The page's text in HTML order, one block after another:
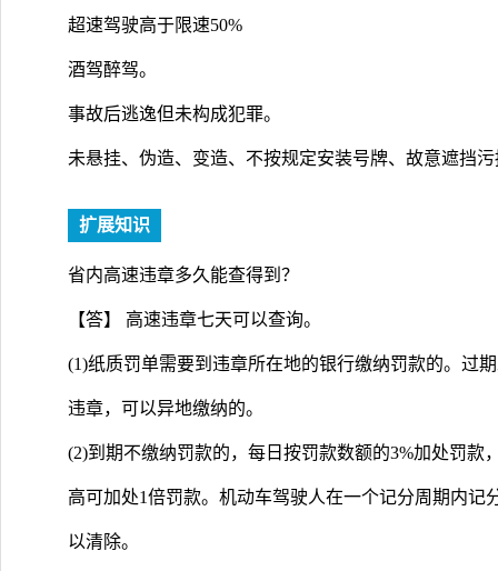
超速驾驶高于限速50%
酒驾醉驾。
事故后逃逸但未构成犯罪。
未悬挂、伪造、变造、不按规定安装号牌、故意遮挡
扩展知识
省内高速违章多久能查得到？
【答】 高速违章七天可以查询。
(1)纸质罚单需要到违章所在地的银行缴纳罚款的。过
违章，可以异地缴纳的。
(2)到期不缴纳罚款的，每日按罚款数额的3%加处罚
高可加处1倍罚款。机动车驾驶人在一个记分周期内记
以清除。